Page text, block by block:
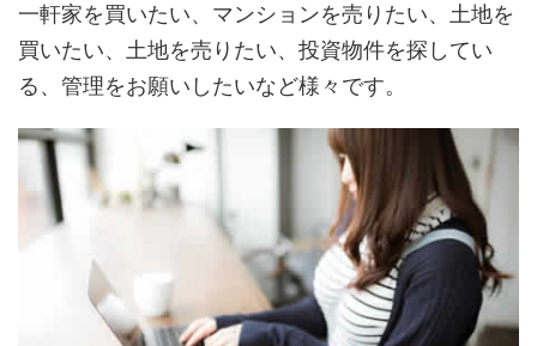
一軒家を買いたい、マンションを売りたい、土地を
買いたい、土地を売りたい、投資物件を探してい
る、管理をお願いしたいなど様々です。